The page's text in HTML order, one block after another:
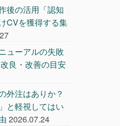
後の活用「認知
CVを獲得する集
ューアルの失敗
良・改善の目安
外注はありか？
と軽視してはい
2026.07.24